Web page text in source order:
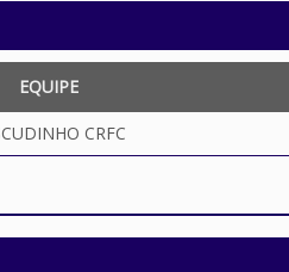
EQUIPE
CRFC